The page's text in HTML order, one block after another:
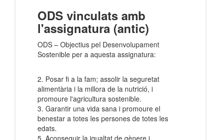
ODS vinculats amb
l'assignatura (antic)
ODS – Objectius pel Desenvolupament
Sostenible per a aquesta assignatura:
2. Posar fi a la fam; assolir la seguretat
alimentària i la millora de la nutrició, i
promoure l'agricultura sostenible.
3. Garantir una vida sana i promoure el
benestar a totes les persones de totes les
edats.